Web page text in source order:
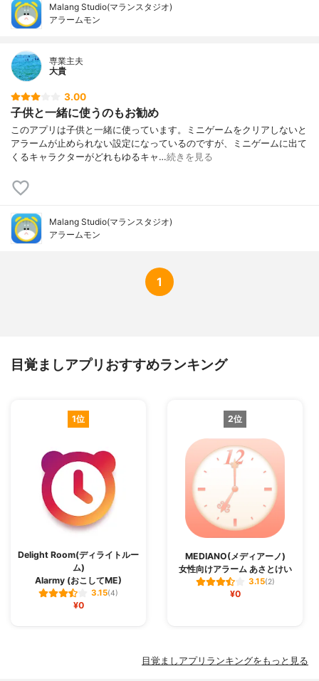
Malang Studio(マランスタジオ)
アラームモン
専業主夫
大貴
3.00
子供と一緒に使うのもお勧め
このアプリは子供と一緒に使っています。ミニゲームをクリアしないと
アラームが止められない設定になっているのですが、ミニゲームに出て
くるキャラクターがどれもゆるキャ…続きを見る
Malang Studio(マランスタジオ)
アラームモン
1
目覚ましアプリおすすめランキング
1位
Delight Room(ディライトルー
ム)
Alarmy (おこしてME)
3.15(4)
¥0
2位
MEDIANO(メディアーノ)
女性向けアラーム あさとけい
3.15(2)
¥0
目覚ましアプリランキングをもっと見る